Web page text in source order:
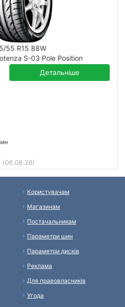
55 R15 88W
S-03 Pole Position
Детальніше
(06.08.26)
Користувачам
Магазинам
Постачальникам
Параметри шин
Параметри дисків
Реклама
Для правовласників
Угода